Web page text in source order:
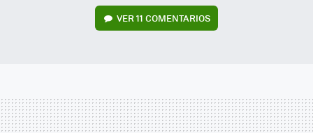
VER 11 COMENTARIOS